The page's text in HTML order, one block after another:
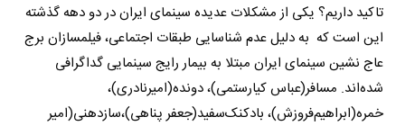
تاکید داریم؟ یکی از مشکلات عدیده سینمای ایران در دو دهه گذشته
این است که به دلیل عدم شناسایی طبقات اجتماعی، فیلمسازان برج
عاج نشین سینمای ایران مبتلا به بیمار رایج سینمایی گداگرافی
شده‌اند. مسافر(عباس کیارستمی)، دونده(امیرنادری)،‌
خمره(ابراهیم‌فروزش)، بادکنک‌سفید(جعفر پناهی)،سازدهنی(امیر